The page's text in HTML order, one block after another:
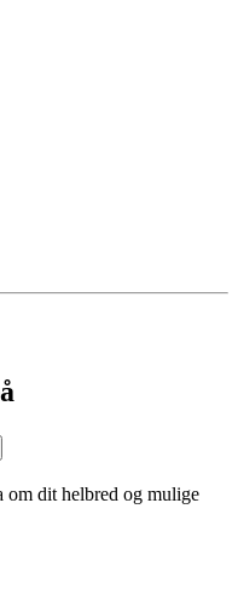
om dit helbred og mulige